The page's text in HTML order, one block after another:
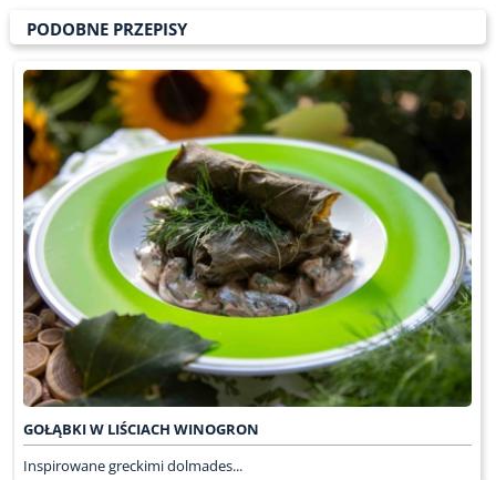
PODOBNE PRZEPISY
GOŁĄBKI W LIŚCIACH WINOGRON
Inspirowane greckimi dolmades...